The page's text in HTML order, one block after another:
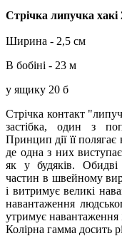
Стрічка липучка хакі
Ширина - 2,5 см
В бобіні - 23 м
у ящику 20 б
Стрічка контакт
застібка, один з
Принцип дії її
де одна з них
як у будяків.
частин в швейному
і витримує великі
навантаження
утримує навантаження
Колірна гамма досить